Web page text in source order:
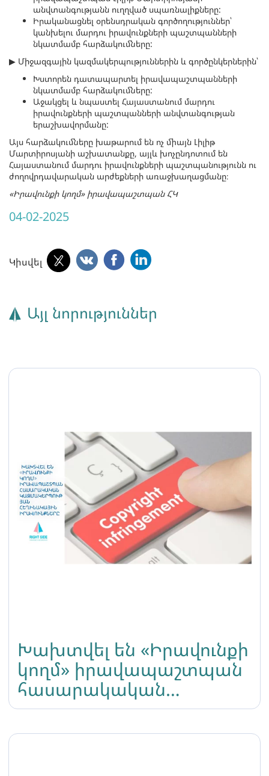
անվտանգությանն ուղղված սպառնալիքները:
Իրականացնել օրենսդրական գործողություններ՝
կանխելու մարդու իրավունքների պաշտպանների
նկատմամբ հարձակումները:
▶ Միջազգային կազմակերպություններին և գործընկերներին՝
Խստորեն դատապարտել իրավապաշտպանների
նկատմամբ հարձակումները:
Աջակցել և նպաստել Հայաստանում մարդու
իրավունքների պաշտպանների անվտանգության
երաշխավորմանը:
Այս հարձակումները խաթարում են ոչ միայն Լիլիթ
Մարտիրոսյանի աշխատանքը, այլև խոչընդոտում են
Հայաստանում մարդու իրավունքների պաշտպանությունն ու
ժողովրդավարական արժեքների առաջխաղացմանը։
«Իրավունքի կողմ» իրավապաշտպան ՀԿ
04-02-2025
Կիսվել
Այլ նորություններ
Խախտվել են «Իրավունքի
կողմ» իրավապաշտպան
հասարակական
կազմակերպության
հեղինակային